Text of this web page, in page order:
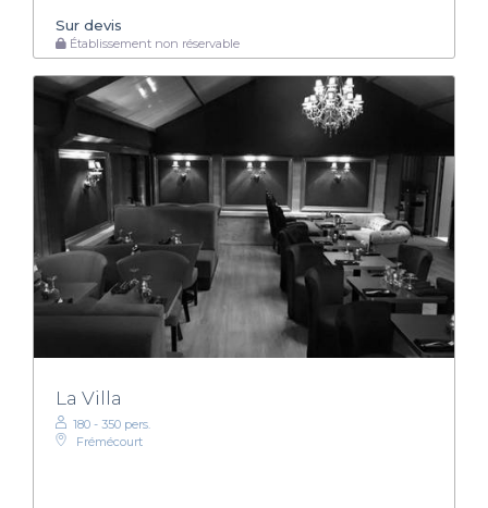
Sur devis
Établissement non réservable
La Villa
180 - 350 pers.
Frémécourt